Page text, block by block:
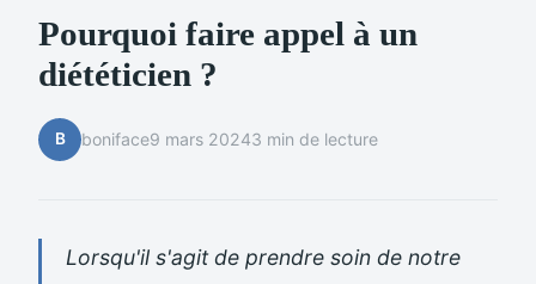
Pourquoi faire appel à un
diététicien ?
B boniface9 mars 20243 min de lecture
Lorsqu'il s'agit de prendre soin de notre